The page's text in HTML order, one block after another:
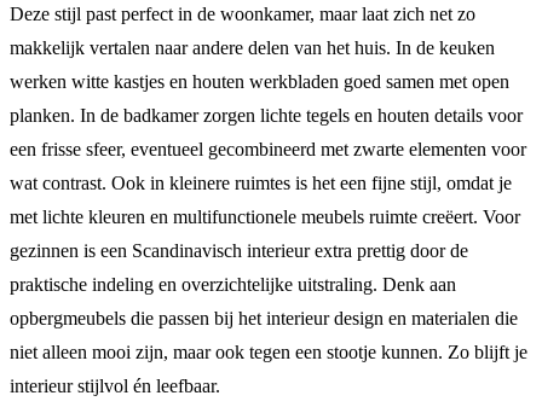
Deze stijl past perfect in de woonkamer, maar laat zich net zo
makkelijk vertalen naar andere delen van het huis. In de keuken
werken witte kastjes en houten werkbladen goed samen met open
planken. In de badkamer zorgen lichte tegels en houten details voor
een frisse sfeer, eventueel gecombineerd met zwarte elementen voor
wat contrast. Ook in kleinere ruimtes is het een fijne stijl, omdat je
met lichte kleuren en multifunctionele meubels ruimte creëert. Voor
gezinnen is een Scandinavisch interieur extra prettig door de
praktische indeling en overzichtelijke uitstraling. Denk aan
opbergmeubels die passen bij het interieur design en materialen die
niet alleen mooi zijn, maar ook tegen een stootje kunnen. Zo blijft je
interieur stijlvol én leefbaar.